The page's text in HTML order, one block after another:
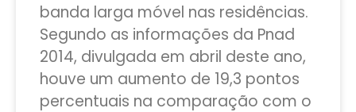
banda larga móvel nas residências.
Segundo as informações da Pnad
2014, divulgada em abril deste ano,
houve um aumento de 19,3 pontos
percentuais na comparação com o